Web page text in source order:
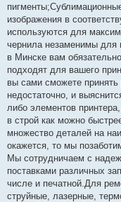
изображения в
используются для
чернила незаменимы
в Минске вам
подходят для вашего
вы сами сможете
недостаточно, и
либо элементов
в строй как можно
множество деталей на
окажется, то мы
Мы сотрудничаем с
поставками различных
числе и печатной.Для
струйные, лазерные,